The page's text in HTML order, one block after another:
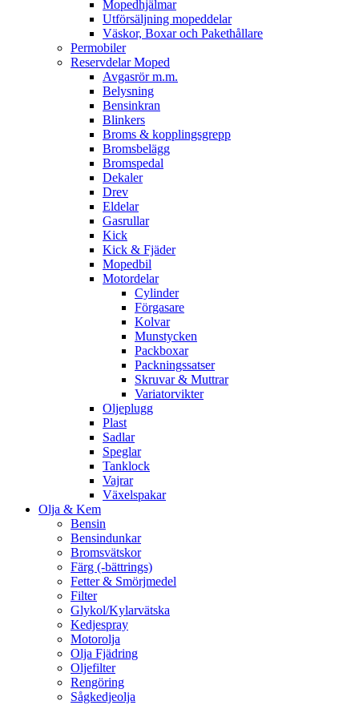
Mopedhjälmar
Utförsäljning mopeddelar
Väskor, Boxar och Pakethållare
Permobiler
Reservdelar Moped
Avgasrör m.m.
Belysning
Bensinkran
Blinkers
Broms & kopplingsgrepp
Bromsbelägg
Bromspedal
Dekaler
Drev
Eldelar
Gasrullar
Kick
Kick & Fjäder
Mopedbil
Motordelar
Cylinder
Förgasare
Kolvar
Munstycken
Packboxar
Packningssatser
Skruvar & Muttrar
Variatorvikter
Oljeplugg
Plast
Sadlar
Speglar
Tanklock
Vajrar
Växelspakar
Olja & Kem
Bensin
Bensindunkar
Bromsvätskor
Färg (-bättrings)
Fetter & Smörjmedel
Filter
Glykol/Kylarvätska
Kedjespray
Motorolja
Olja Fjädring
Oljefilter
Rengöring
Sågkedjeolja